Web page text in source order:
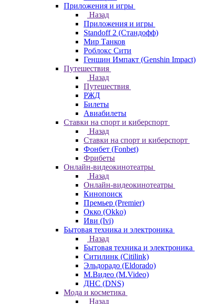
Приложения и игры
Назад
Приложения и игры
Standoff 2 (Стандофф)
Мир Танков
Роблокс Сити
Геншин Импакт (Genshin Impact)
Путешествия
Назад
Путешествия
РЖД
Билеты
Авиабилеты
Ставки на спорт и киберспорт
Назад
Ставки на спорт и киберспорт
Фонбет (Fonbet)
Фрибеты
Онлайн-видеокинотеатры
Назад
Онлайн-видеокинотеатры
Кинопоиск
Премьер (Premier)
Окко (Okko)
Иви (Ivi)
Бытовая техника и электроника
Назад
Бытовая техника и электроника
Ситилинк (Citilink)
Эльдорадо (Eldorado)
М.Видео (M.Video)
ДНС (DNS)
Мода и косметика
Назад